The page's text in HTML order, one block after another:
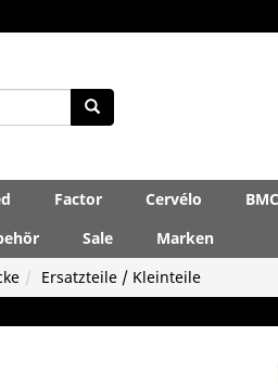
Factor Cervélo BMC
Sale
Marken
Ersatzteile / Kleinteile